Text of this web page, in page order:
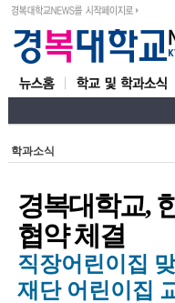
학과소식
경복대학교,
협약 체결
직장어린이집
재단 어린이집